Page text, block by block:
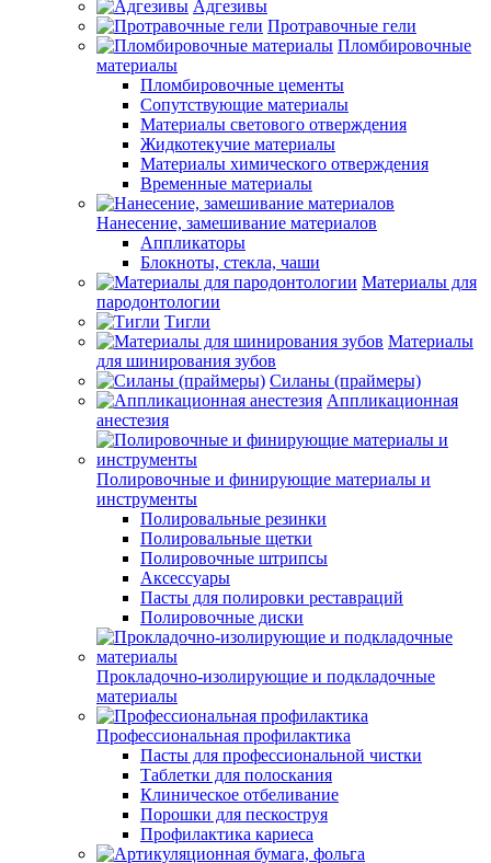
Адгезивы
Протравочные гели
Пломбировочные
материалы
Пломбировочные цементы
Сопутствующие материалы
Материалы светового отверждения
Жидкотекучие материалы
Материалы химического отверждения
Временные материалы
Нанесение, замешивание материалов
Аппликаторы
Блокноты, стекла, чаши
Материалы для
пародонтологии
Тигли
Материалы
для шинирования зубов
Силаны (праймеры)
Аппликационная
анестезия
Полировочные и финирующие материалы и
инструменты
Полировальные резинки
Полировальные щетки
Полировочные штрипсы
Аксессуары
Пасты для полировки реставраций
Полировочные диски
Прокладочно-изолирующие и подкладочные
материалы
Профессиональная профилактика
Пасты для профессиональной чистки
Таблетки для полоскания
Клиническое отбеливание
Порошки для пескоструя
Профилактика кариеса